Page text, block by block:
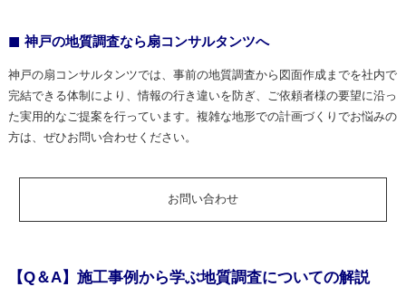
神戸の地質調査なら扇コンサルタンツへ
神戸の扇コンサルタンツでは、事前の地質調査から図面作成までを社内で
完結できる体制により、情報の行き違いを防ぎ、ご依頼者様の要望に沿っ
た実用的なご提案を行っています。複雑な地形での計画づくりでお悩みの
方は、ぜひお問い合わせください。
お問い合わせ
【Q＆A】施工事例から学ぶ地質調査についての解説